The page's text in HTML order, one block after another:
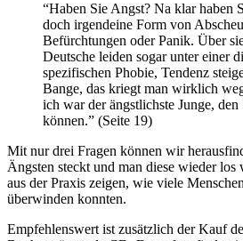
“Haben Sie Angst? Na klar haben
doch irgendeine Form von
Befürchtungen oder Panik. Über
Deutsche leiden sogar unter einer
spezifischen Phobie, Tendenz
Bange, das kriegt man wirklich
ich war der ängstlichste Junge,
können.” (Seite 19)
Mit nur drei Fragen können wir
Ängsten steckt und man diese wieder
aus der Praxis zeigen, wie viele
überwinden konnten.
Empfehlenswert ist zusätzlich der Kauf